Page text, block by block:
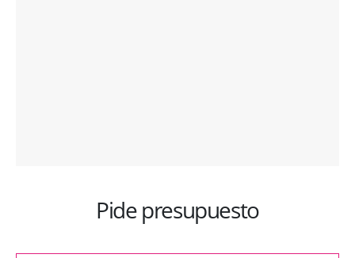
Pide presupuesto